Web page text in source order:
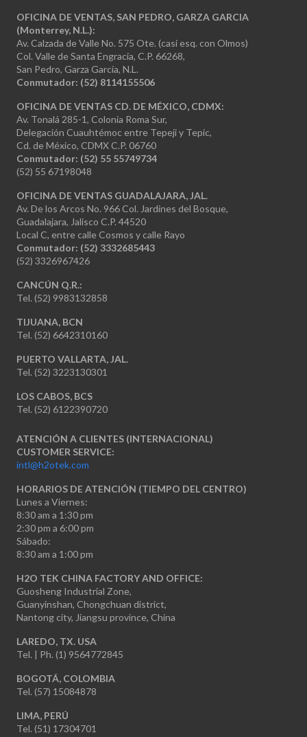
OFICINA DE VENTAS, SAN PEDRO, GARZA GARCIA
(Monterrey, N.L.):
Av. Calzada de Valle No. 575 Ote. (casi esq. con Olmos)
Col. Valle de Santa Engracia, C.P. 66268,
San Pedro, Garza García, N.L.
Conmutador: (52) 8114155506
OFICINA DE VENTAS CD. DE MÉXICO, CDMX:
Av. Tonalá 285-1, Colonia Roma Sur,
Delegación Cuauhtémoc entre Tepeji y Tepic,
Cd. de México, CDMX C.P. 06760
Conmutador: (52) 55 55749734
(52) 55 67198048
OFICINA DE VENTAS GUADALAJARA, JAL.
Av. De los Arcos No. 966 Col. Jardines del Bosque,
Guadalajara, Jalisco C.P. 44520
Local C, entre calle Cosmos y calle Rayo
Conmutador: (52) 3332685443
(52) 3326967426
CANCÚN Q.R.:
Tel. (52) 9983132858
TIJUANA, BCN
Tel. (52) 6642310160
PUERTO VALLARTA, JAL.
Tel. (52) 3223130301
LOS CABOS, BCS
Tel. (52) 6122390720
ATENCIÓN A CLIENTES (INTERNACIONAL)
CUSTOMER SERVICE:
intl@h2otek.com
HORARIOS DE ATENCIÓN (TIEMPO DEL CENTRO)
Lunes a Viernes:
8:30 am a 1:30 pm
2:30 pm a 6:00 pm
Sábado:
8:30 am a 1:00 pm
H2O TEK CHINA FACTORY AND OFFICE:
Guosheng Industrial Zone,
Guanyinshan, Chongchuan district,
Nantong city, Jiangsu province, China
LAREDO, TX. USA
Tel. | Ph. (1) 9564772845
BOGOTÁ, COLOMBIA
Tel. (57) 15084878
LIMA, PERÚ
Tel. (51) 17304701